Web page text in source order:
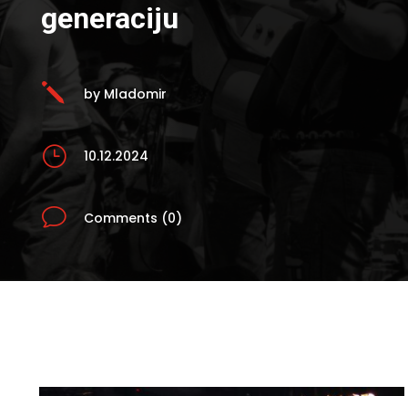
generaciju
j by Mladomir
} 10.12.2024
v Comments (0)